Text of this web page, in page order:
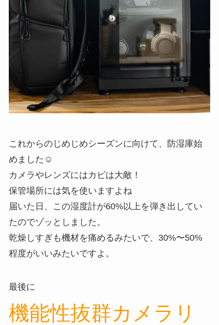
これからのじめじめシーズンに向けて、防湿庫始
めました☺️
カメラやレンズにはカビは大敵！
保管場所には気を使いますよね
届いた日、この湿度計が60%以上を弾き出してい
たのでゾッとしました。
乾燥しすぎも機材を痛めるみたいで、30%〜50%
程度がいいみたいですよ。
最後に
機能性抜群カメラリ